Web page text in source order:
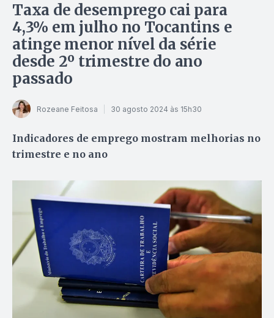
Taxa de desemprego cai para
4,3% em julho no Tocantins e
atinge menor nível da série
desde 2º trimestre do ano
passado
Rozeane Feitosa 30 agosto 2024 às 15h30
Indicadores de emprego mostram melhorias no
trimestre e no ano